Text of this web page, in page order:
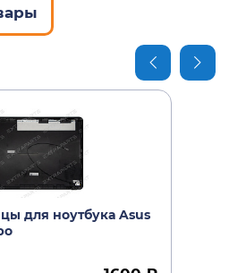
для ноутбука Asus